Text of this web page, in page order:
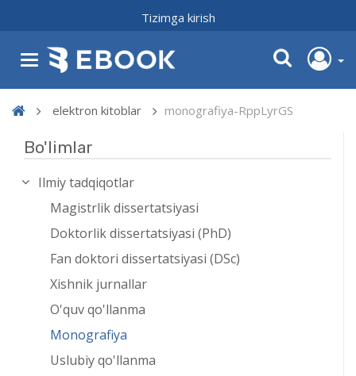
Tizimga kirish
elektron kitoblar monografiya-RppLyrGS
Bo'limlar
Ilmiy tadqiqotlar
Magistrlik dissertatsiyasi
Doktorlik dissertatsiyasi (PhD)
Fan doktori dissertatsiyasi (DSc)
Xishnik jurnallar
O'quv qo'llanma
Monografiya
Uslubiy qo'llanma